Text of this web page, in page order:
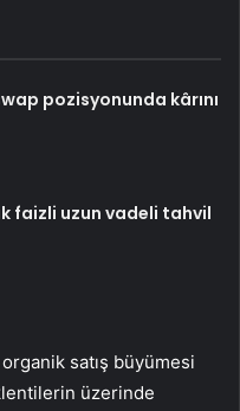
pozisyonunda kârını
faizli uzun vadeli tahvil
satış büyümesi
üzerinde